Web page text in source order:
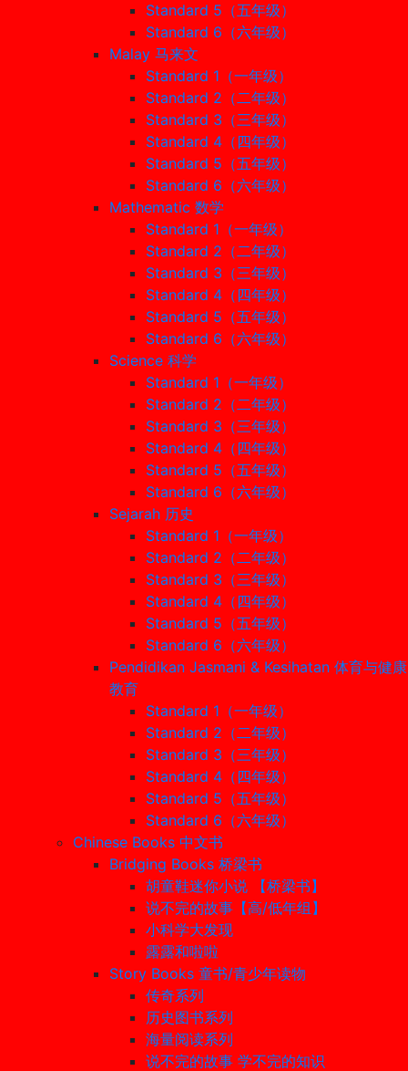
Standard 5（五年级）
Standard 6（六年级）
Malay 马来文
Standard 1（一年级）
Standard 2（二年级）
Standard 3（三年级）
Standard 4（四年级）
Standard 5（五年级）
Standard 6（六年级）
Mathematic 数学
Standard 1（一年级）
Standard 2（二年级）
Standard 3（三年级）
Standard 4（四年级）
Standard 5（五年级）
Standard 6（六年级）
Science 科学
Standard 1（一年级）
Standard 2（二年级）
Standard 3（三年级）
Standard 4（四年级）
Standard 5（五年级）
Standard 6（六年级）
Sejarah 历史
Standard 1（一年级）
Standard 2（二年级）
Standard 3（三年级）
Standard 4（四年级）
Standard 5（五年级）
Standard 6（六年级）
Pendidikan Jasmani & Kesihatan 体育与健康
教育
Standard 1（一年级）
Standard 2（二年级）
Standard 3（三年级）
Standard 4（四年级）
Standard 5（五年级）
Standard 6（六年级）
Chinese Books 中文书
Bridging Books 桥梁书
胡童鞋迷你小说 【桥梁书】
说不完的故事【高/低年组】
小科学大发现
露露和啦啦
Story Books 童书/青少年读物
传奇系列
历史图书系列
海量阅读系列
说不完的故事 学不完的知识